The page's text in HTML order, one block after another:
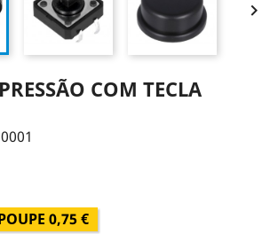

COM TECLA
0,75 €